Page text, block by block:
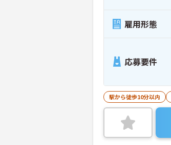
雇用形態
応募要件
駅から徒歩10分以内